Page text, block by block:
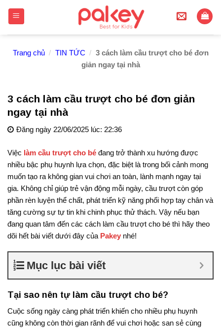
Trang chủ / TIN TỨC / 3 cách làm cầu trượt cho bé đơn
giản ngay tại nhà
3 cách làm cầu trượt cho bé đơn giản
ngay tại nhà
Đăng ngày 22/06/2025 lúc: 22:36
Việc làm cầu trượt cho bé đang trở thành xu hướng được
nhiều bậc phụ huynh lựa chọn, đặc biệt là trong bối cảnh mong
muốn tạo ra không gian vui chơi an toàn, lành mạnh ngay tại
gia. Không chỉ giúp trẻ vận động mỗi ngày, cầu trượt còn góp
phần rèn luyện thể chất, phát triển kỹ năng phối hợp tay chân và
tăng cường sự tự tin khi chinh phục thử thách. Vậy nếu bạn
đang quan tâm đến các cách làm cầu trượt cho bé thì hãy theo
dõi hết bài viết dưới đây của Pakey nhé!
Mục lục bài viết
Tại sao nên tự làm cầu trượt cho bé?
Cuộc sống ngày càng phát triển khiến cho nhiều phụ huynh
cũng không còn thời gian rãnh để vui chơi hoặc san sẻ cùng